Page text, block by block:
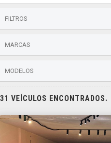
FILTROS
MARCAS
MODELOS
31 VEÍCULOS ENCONTRADOS.